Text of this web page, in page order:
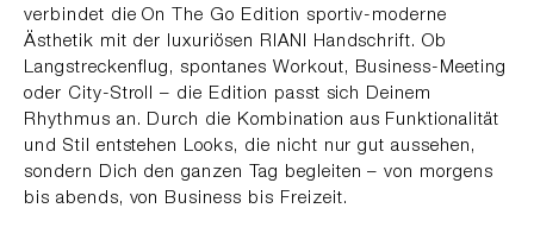
verbindet die On The Go Edition sportiv-moderne
Ästhetik mit der luxuriösen RIANI Handschrift. Ob
Langstreckenflug, spontanes Workout, Business-Meeting
oder City-Stroll – die Edition passt sich Deinem
Rhythmus an. Durch die Kombination aus Funktionalität
und Stil entstehen Looks, die nicht nur gut aussehen,
sondern Dich den ganzen Tag begleiten – von morgens
bis abends, von Business bis Freizeit.